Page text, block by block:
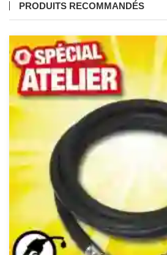
PRODUITS RECOMMANDÉS